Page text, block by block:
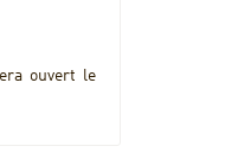
ouvert le